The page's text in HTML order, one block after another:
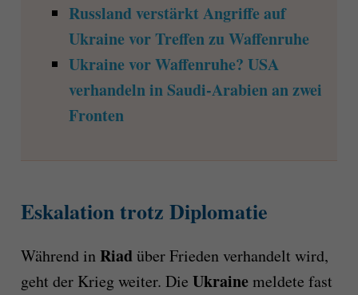
Russland verstärkt Angriffe auf
Ukraine vor Treffen zu Waffenruhe
Ukraine vor Waffenruhe? USA
verhandeln in Saudi-Arabien an zwei
Fronten
Eskalation trotz Diplomatie
Während inRiadüber Frieden verhandelt wird,
geht der Krieg weiter. Die Ukrainemeldete fast